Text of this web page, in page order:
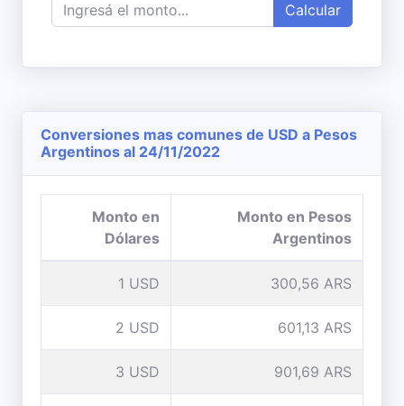
Calcular
Conversiones mas comunes de USD a Pesos
Argentinos al 24/11/2022
Monto en
Dólares
Monto en Pesos
Argentinos
1 USD 300,56 ARS
2 USD 601,13 ARS
3 USD 901,69 ARS